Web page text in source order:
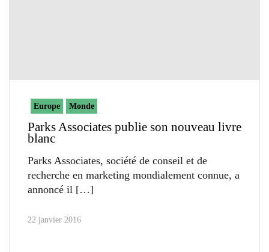
Europe Monde
Parks Associates publie son nouveau livre
blanc
Parks Associates, société de conseil et de
recherche en marketing mondialement connue, a
annoncé il
22 janvier 2016